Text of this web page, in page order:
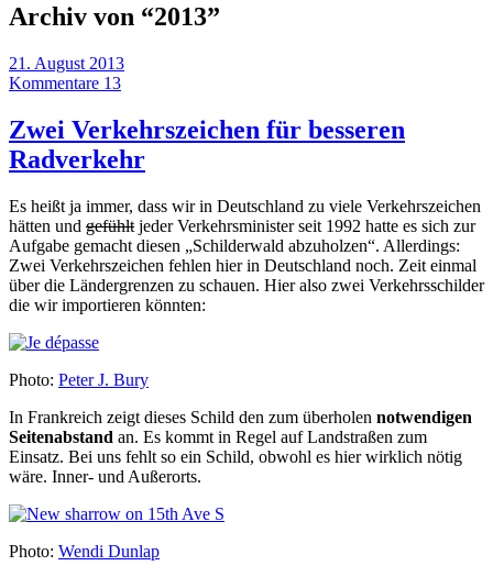
Archiv von “2013”
21. August 2013
Kommentare 13
Zwei Verkehrszeichen für besseren
Radverkehr
Es heißt ja immer, dass wir in Deutschland zu viele Verkehrszeichen
hätten und gefühlt jeder Verkehrsminister seit 1992 hatte es sich zur
Aufgabe gemacht diesen „Schilderwald abzuholzen“. Allerdings:
Zwei Verkehrszeichen fehlen hier in Deutschland noch. Zeit einmal
über die Ländergrenzen zu schauen. Hier also zwei Verkehrsschilder
die wir importieren könnten:
Photo: Peter J. Bury
In Frankreich zeigt dieses Schild den zum überholen notwendigen
Seitenabstand an. Es kommt in Regel auf Landstraßen zum
Einsatz. Bei uns fehlt so ein Schild, obwohl es hier wirklich nötig
wäre. Inner- und Außerorts.
Photo: Wendi Dunlap